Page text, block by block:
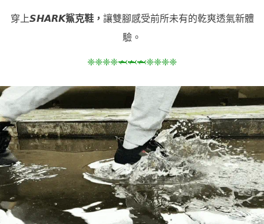
穿上𝙎𝙃𝘼𝙍𝙆鯊克鞋， 讓雙腳感受前所未有的乾爽透氣新體
驗。
❈❈❈❈🦈🦈🦈❈❈❈❈